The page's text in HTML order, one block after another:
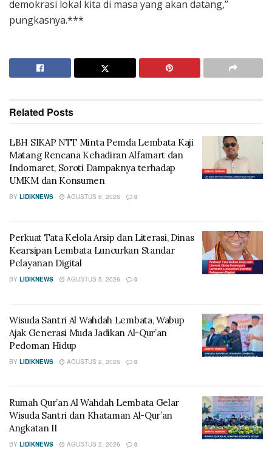
demokrasi lokal kita di masa yang akan datang,”
pungkasnya.***
Related Posts
LBH SIKAP NTT Minta Pemda Lembata Kaji
Matang Rencana Kehadiran Alfamart dan
Indomaret, Soroti Dampaknya terhadap
UMKM dan Konsumen
BY LIDIKNEWS AGUSTUS 6, 2026 0
Perkuat Tata Kelola Arsip dan Literasi, Dinas
Kearsipan Lembata Luncurkan Standar
Pelayanan Digital
BY LIDIKNEWS AGUSTUS 5, 2026 0
Wisuda Santri Al Wahdah Lembata, Wabup
Ajak Generasi Muda Jadikan Al-Qur’an
Pedoman Hidup
BY LIDIKNEWS AGUSTUS 2, 2026 0
Rumah Qur’an Al Wahdah Lembata Gelar
Wisuda Santri dan Khataman Al-Qur’an
Angkatan II
BY LIDIKNEWS AGUSTUS 2, 2026 0